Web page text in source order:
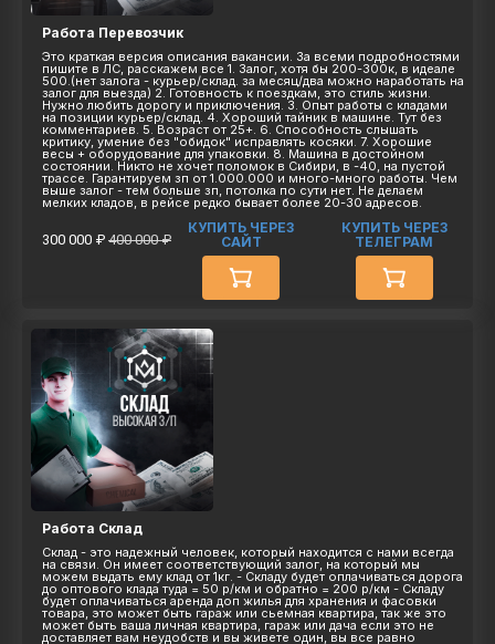
Работа Перевозчик
Это краткая версия описания вакансии. За всеми подробностями
пишите в ЛС, расскажем все 1. Залог, хотя бы 200-300к, в идеале
500.(нет залога - курьер/склад. за месяц/два можно наработать на
залог для выезда) 2. Готовность к поездкам, это стиль жизни.
Нужно любить дорогу и приключения. 3. Опыт работы с кладами
на позиции курьер/склад. 4. Хороший тайник в машине. Тут без
комментариев. 5. Возраст от 25+. 6. Способность слышать
критику, умение без "обидок" исправлять косяки. 7. Хорошие
весы + оборудование для упаковки. 8. Машина в достойном
состоянии. Никто не хочет поломок в Сибири, в -40, на пустой
трассе. Гарантируем зп от 1.000.000 и много-много работы. Чем
выше залог - тем больше зп, потолка по сути нет. Не делаем
мелких кладов, в рейсе редко бывает более 20-30 адресов.
300 000 ₽ 400 000 ₽
КУПИТЬ ЧЕРЕЗ
САЙТ
КУПИТЬ ЧЕРЕЗ
ТЕЛЕГРАМ
Работа Склад
Склад - это надежный человек, который находится с нами всегда
на связи. Он имеет соответствующий залог, на который мы
можем выдать ему клад от 1кг. - Складу будет оплачиваться дорога
до оптового клада туда = 50 р/км и обратно = 200 р/км - Складу
будет оплачиваться аренда доп жилья для хранения и фасовки
товара, это может быть гараж или сьемная квартира, так же это
может быть ваша личная квартира, гараж или дача если это не
доставляет вам неудобств и вы живете один, вы все равно